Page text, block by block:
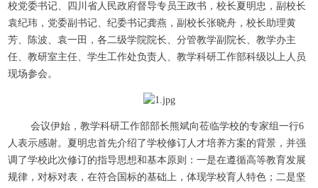
校党委书记、四川省人民政府督导专员王政书，校长夏明忠，副校长
袁纪玮，党委副书记、纪委书记龚燕，副校长张晓舟，校长助理黄
芳、陈波、袁一田，各二级学院院长、分管教学副院长、教学办主
任、教研室主任、学生工作处负责人、教学科研工作部科级以上人员
现场参会。
会议伊始，教学科研工作部部长熊斌向莅临学校的专家组一行6
人表示感谢。夏明忠首先介绍了学校修订人才培养方案的背景，并强
调了学校此次修订的指导思想和基本原则：一是在遵循高等教育发展
规律，对标对表，在符合国标的基础上，体现学校育人特色；二是坚